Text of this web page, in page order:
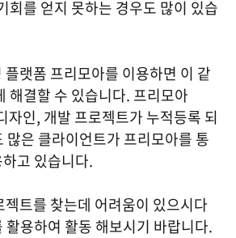
회를 얻지 못하는 경우도 많이 있습
랫폼 프리모아를 이용하면 이 같
해결할 수 있습니다. 프리모아
자인, 개발 프로젝트가 누적등록 되
많은 클라이언트가 프리모아를 통
고 있습니다.
트를 찾는데 어려움이 있으시다
활용하여 활동 해보시기 바랍니다.